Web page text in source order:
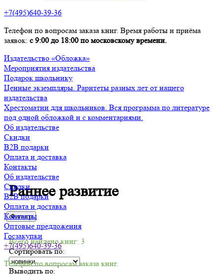
+7(495)640-39-36
Телефон по вопросам заказа книг. Время работы и приёма
заявок: с 9:00 до 18:00 по московскому времени.
Издательство «Обложка»
Мероприятия издательства
Подарок школьнику
Ценные экземпляры. Раритеты разных лет от нашего
издательства
Хрестоматии для школьников. Вся программа по литературе
под одной обложкой и с комментариями.
Об издательстве
Скидки
B2B подарки
Оплата и доставка
Контакты
Об издательстве
Скидки
B2B подарки
Оплата и доставка
Контакты
Оптовые предложения
Госзакупки
+7(495)640-39-36
Телефон по вопросам заказа книг.
Раннее развитие
Фильтр
Всего найдено книг: 3
Сортировать по:
Выводить по: